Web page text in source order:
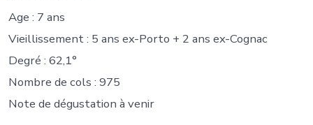
Age : 7 ans
Vieillissement : 5 ans ex-Porto + 2 ans ex-Cognac
Degré : 62,1°
Nombre de cols : 975
Note de dégustation à venir